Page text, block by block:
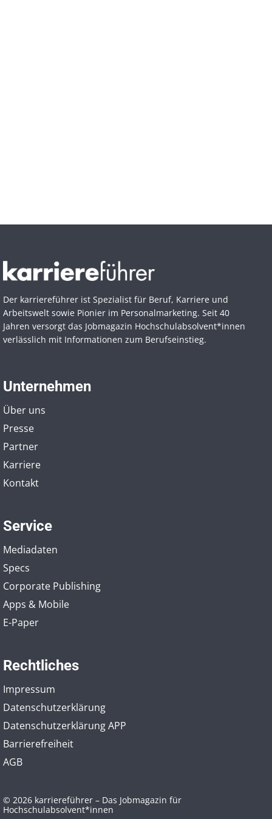
Der karriereführer ist Spezialist für Beruf, Karriere und
Arbeitswelt sowie Pionier im Personal­marketing. Seit 40
Jahren versorgt das Jobmagazin Hochschul­absolvent*innen
verlässlich mit Informationen zum Berufseinstieg.
Unternehmen
Über uns
Presse
Partner
Karriere
Kontakt
Service
Mediadaten
Specs
Corporate Publishing
Apps & Mobile
E-Paper
Rechtliches
Impressum
Datenschutzerklärung
Datenschutzerklärung APP
Barrierefreiheit
AGB
© 2026 karriereführer – Das Jobmagazin für
Hochschulabsolvent*innen